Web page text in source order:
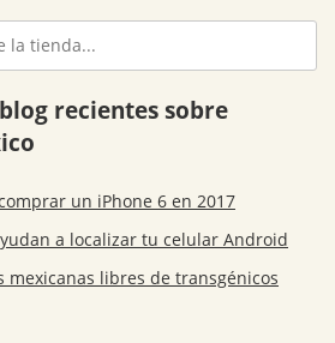
recientes sobre
un iPhone 6 en 2017
a localizar tu celular Android
mexicanas libres de transgénicos